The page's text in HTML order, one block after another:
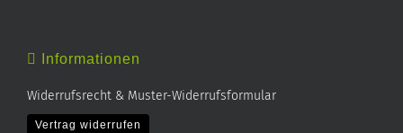
Informationen
Widerrufsrecht & Muster-Widerrufsformular
Vertrag widerrufen